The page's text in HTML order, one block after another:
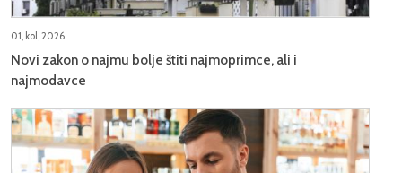
01, kol, 2026
Novi zakon o najmu bolje štiti najmoprimce, ali i
najmodavce